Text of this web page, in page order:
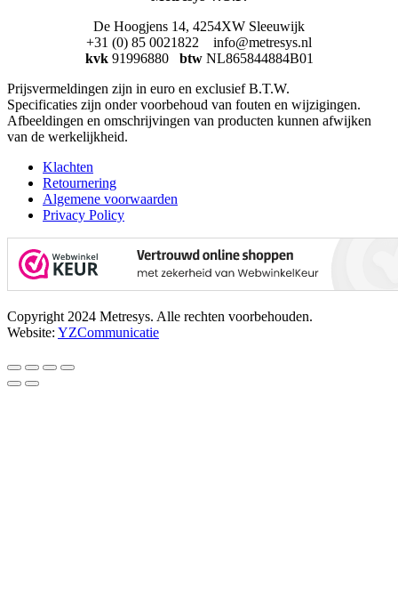
De Hoogjens 14, 4254XW Sleeuwijk
+31 (0) 85 0021822 info@metresys.nl
kvk 91996880 btw NL865844884B01
Prijsvermeldingen zijn in euro en exclusief B.T.W.
Specificaties zijn onder voorbehoud van fouten en wijzigingen.
Afbeeldingen en omschrijvingen van producten kunnen afwijken
van de werkelijkheid.
Klachten
Retournering
Algemene voorwaarden
Privacy Policy
Copyright 2024 Metresys. Alle rechten voorbehouden.
Website: YZCommunicatie